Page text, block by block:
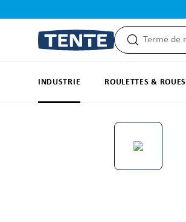
INDUSTRIE ROULETTES & ROUES
Ignorer la galerie d'images